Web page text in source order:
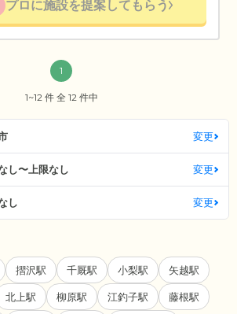
プロに施設を提案してもらう
1
1~12 件 全 12 件中
変更
し〜上限なし 変更
し 変更
摺沢駅 千厩駅 小梨駅 矢越駅
北上駅 柳原駅 江釣子駅 藤根駅